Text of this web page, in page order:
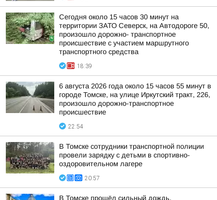
Сегодня около 15 часов 30 минут на
территории ЗАТО Северск, на Автодороге 50,
произошло дорожно- транспортное
происшествие с участием маршрутного
транспортного средства
18:39
6 августа 2026 года около 15 часов 55 минут в
городе Томске, на улице Иркутский тракт, 226,
произошло дорожно-транспортное
происшествие
22:54
В Томске сотрудники транспортной полиции
провели зарядку с детьми в спортивно-
оздоровительном лагере
20:57
В Томске прошёл сильный дождь.